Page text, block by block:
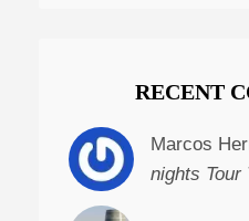
RECENT
Marcos
nights Tour